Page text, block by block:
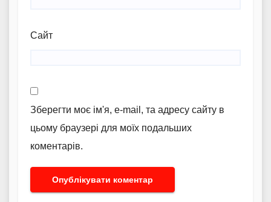
Сайт
Зберегти моє ім'я, e-mail, та адресу сайту в
цьому браузері для моїх подальших
коментарів.